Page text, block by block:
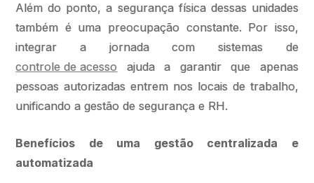
Além do ponto, a segurança física dessas unidades
também é uma preocupação constante. Por isso,
integrar a jornada com sistemas de
controle de acesso ajuda a garantir que apenas
pessoas autorizadas entrem nos locais de trabalho,
unificando a gestão de segurança e RH.
Benefícios de uma gestão centralizada e
automatizada